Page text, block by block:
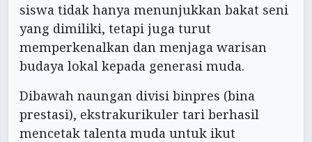
siswa tidak hanya menunjukkan bakat seni
yang dimiliki, tetapi juga turut
memperkenalkan dan menjaga warisan
budaya lokal kepada generasi muda.
Dibawah naungan divisi binpres (bina
prestasi), ekstrakurikuler tari berhasil
mencetak talenta muda untuk ikut